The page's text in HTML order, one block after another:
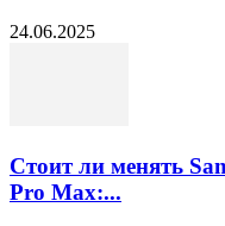
24.06.2025
Стоит ли менять
Pro Max:...